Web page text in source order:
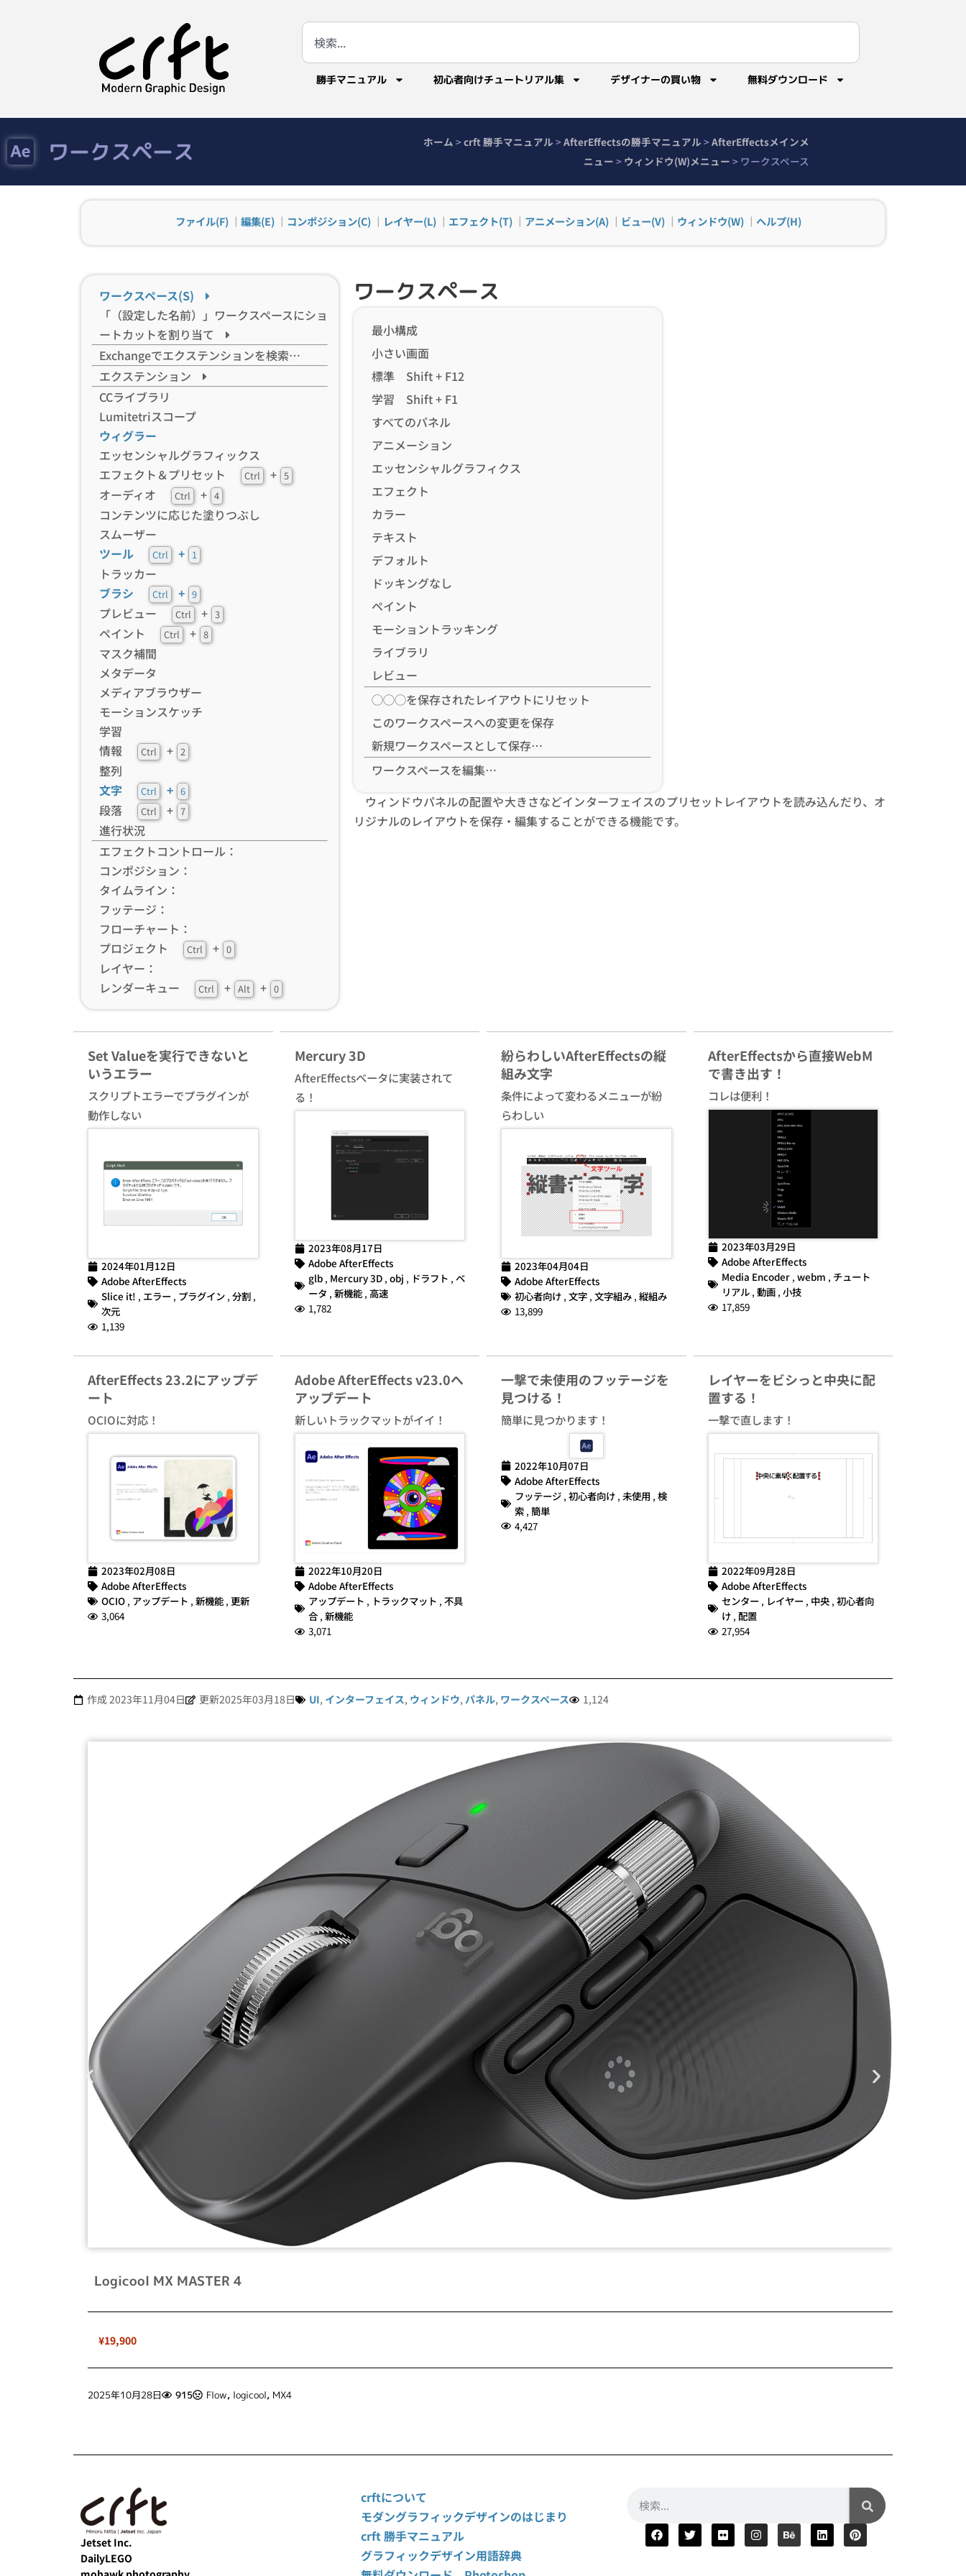
勝手マニュアル 初心者向けチュートリアル集 デザイナーの買い物 無料ダウンロード
ワークスペース ホーム >crft 勝手マニュアル >AfterEffectsの勝手マニュアル >AfterEffectsメインメ
ニュー > ウィンドウ(W)メニュー > ワークスペース
ファイル(F)｜ 編集(E)｜ コンポジション(C)｜ レイヤー(L)｜ エフェクト(T)｜ アニメーション(A)｜ ビュー(V)｜ ウィンドウ(W)｜ ヘルプ(H)
ワークスペース(S)
「（設定した名前）」ワークスペースにショ
ートカットを割り当て
Exchangeでエクステンションを検索…
エクステンション
CCライブラリ
Lumitetriスコープ
ウィグラー
エッセンシャルグラフィックス
エフェクト＆プリセット
Ctrl + 5
オーディオ Ctrl + 4
コンテンツに応じた塗りつぶし
スムーザー
ツール
Ctrl + 1
トラッカー
ブラシ
Ctrl + 9
プレビュー Ctrl + 3
ペイント Ctrl + 8
マスク補間
メタデータ
メディアブラウザー
モーションスケッチ
学習
情報
Ctrl + 2
整列
文字
Ctrl + 6
段落 Ctrl + 7
進行状況
エフェクトコントロール：
コンポジション：
タイムライン：
フッテージ：
フローチャート：
プロジェクト
Ctrl + 0
レイヤー：
レンダーキュー
Ctrl + Alt + 0
ワークスペース
最小構成
小さい画面
標準 Shift + F12
学習 Shift + F1
すべてのパネル
アニメーション
エッセンシャルグラフィクス
エフェクト
カラー
テキスト
デフォルト
ドッキングなし
ペイント
モーショントラッキング
ライブラリ
レビュー
◯◯◯を保存されたレイアウトにリセット
このワークスペースへの変更を保存
新規ワークスペースとして保存…
ワークスペースを編集…
ウィンドウパネルの配置や大きさなどインターフェイスのプリセットレイアウトを読み込んだり、オ
リジナルのレイアウトを保存・編集することができる機能です。
Set Valueを実行できないと
いうエラー
スクリプトエラーでプラグインが
動作しない
2024年01月12日
Adobe AfterEffects
Slice it! , エラー , プラグイン , 分割 ,
次元
1,139
Mercury 3D
AfterEffectsベータに実装されて
る！
2023年08月17日
Adobe AfterEffects
glb, Mercury 3D, obj , ドラフト , ベ
ータ , 新機能, 高速
1,782
紛らわしいAfterEffectsの縦
組み文字
条件によって変わるメニューが紛
らわしい
2023年04月04日
Adobe AfterEffects
初心者向け , 文字 , 文字組み , 縦組み
13,899
AfterEffectsから直接WebM
で書き出す！
コレは便利！
2023年03月29日
Adobe AfterEffects
Media Encoder, webm , チュート
リアル, 動画, 小技
17,859
AfterEffects 23.2にアップデ
ート
OCIOに対応！
2023年02月08日
Adobe AfterEffects
OCIO , アップデート , 新機能 , 更新
3,064
Adobe AfterEffects v23.0へ
アップデート
新しいトラックマットがイイ！
2022年10月20日
Adobe AfterEffects
アップデート , トラックマット , 不具
合, 新機能
3,071
一撃で未使用のフッテージを
見つける！
簡単に見つかります！
2022年10月07日
Adobe AfterEffects
フッテージ , 初心者向け , 未使用 , 検
索 , 簡単
4,427
レイヤーをビシっと中央に配
置する！
一撃で直します！
2022年09月28日
Adobe AfterEffects
センター, レイヤー, 中央, 初心者向
け, 配置
27,954
作成2023年11月04日 更新2025年03月18日 UI, インターフェイス, ウィンドウ, パネル, ワークスペース 1,124
Logicool MX MASTER 4
¥19,900
2025年10月28日 915 Flow, logicool, MX4
Jetset Inc.
DailyLEGO
crftについて
モダングラフィックデザインのはじまり
crft 勝手マニュアル
グラフィックデザイン用語辞典